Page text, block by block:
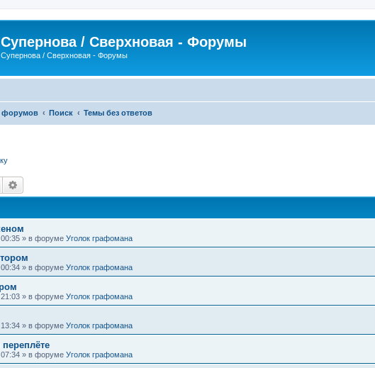
Супернова / Сверхновая - Форумы
Супернова / Сверхновая - Форумы
форумов Поиск Темы без ответов
Поиск
» в форуме Уголок графомана
» в форуме Уголок графомана
» в форуме Уголок графомана
» в форуме Уголок графомана
» в форуме Уголок графомана